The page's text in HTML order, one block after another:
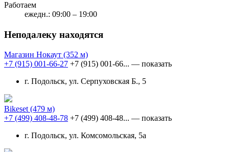
Работаем
ежедн.: 09:00 – 19:00
Неподалеку находятся
Магазин Нокаут (352 м)
+7 (915) 001-66-27 +7 (915) 001-66... — показать
г. Подольск, ул. Серпуховская Б., 5
Bikeset (479 м)
+7 (499) 408-48-78 +7 (499) 408-48... — показать
г. Подольск, ул. Комсомольская, 5а